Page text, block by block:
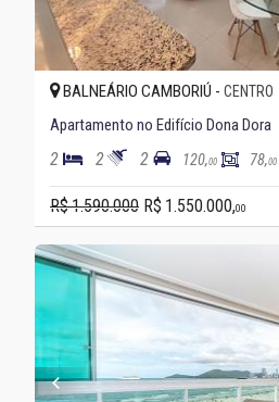
BALNEÁRIO CAMBORIÚ - CENTRO
Apartamento no Edifício Dona Dora
2 2 2 120,00 78,00
R$ 1.590.000 R$ 1.550.000,00